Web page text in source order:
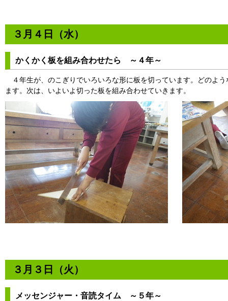
３月４日（水）
かくかく板を組み合わせたら ～４年～
４年生が、のこぎりでいろいろな形に板を切っています。どのよ
ます。次は、いよいよ切った板を組み合わせていきます。
３月３日（火）
メッセンジャー・音読タイム ～５年～